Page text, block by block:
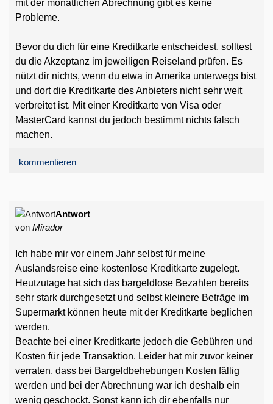
mit der monatlichen Abrechnung gibt es keine
Probleme.
Bevor du dich für eine Kreditkarte entscheidest, solltest
du die Akzeptanz im jeweiligen Reiseland prüfen. Es
nützt dir nichts, wenn du etwa in Amerika unterwegs bist
und dort die Kreditkarte des Anbieters nicht sehr weit
verbreitet ist. Mit einer Kreditkarte von Visa oder
MasterCard kannst du jedoch bestimmt nichts falsch
machen.
kommentieren
Antwort
von Mirador
Ich habe mir vor einem Jahr selbst für meine
Auslandsreise eine kostenlose Kreditkarte zugelegt.
Heutzutage hat sich das bargeldlose Bezahlen bereits
sehr stark durchgesetzt und selbst kleinere Beträge im
Supermarkt können heute mit der Kreditkarte beglichen
werden.
Beachte bei einer Kreditkarte jedoch die Gebühren und
Kosten für jede Transaktion. Leider hat mir zuvor keiner
verraten, dass bei Bargeldbehebungen Kosten fällig
werden und bei der Abrechnung war ich deshalb ein
wenig geschockt. Sonst kann ich dir ebenfalls nur